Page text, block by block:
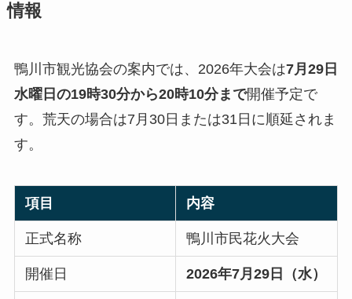
情報
鴨川市観光協会の案内では、2026年大会は7月29日
水曜日の19時30分から20時10分まで開催予定で
す。荒天の場合は7月30日または31日に順延されま
す。
項目 内容
正式名称 鴨川市民花火大会
開催日 2026年7月29日（水）